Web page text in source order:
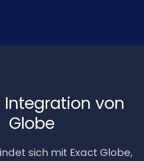
Integration von
Globe
sich mit Exact Globe,